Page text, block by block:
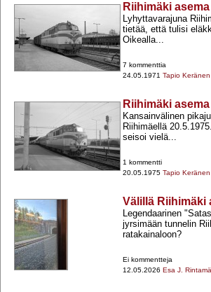
Riihimäki asema
Lyhyttavarajuna
tietää, että tulisi
Oikealla...
7 kommenttia
24.05.1971 Tapio Keränen
Riihimäki asema
Kansainvälinen
Riihimäellä
seisoi vielä...
1 kommentti
20.05.1975 Tapio Keränen
Välillä Riihimäki
Legendaarinen
jyrsimään tunnelin
ratakainaloon?
Ei kommentteja
12.05.2026 Esa J.